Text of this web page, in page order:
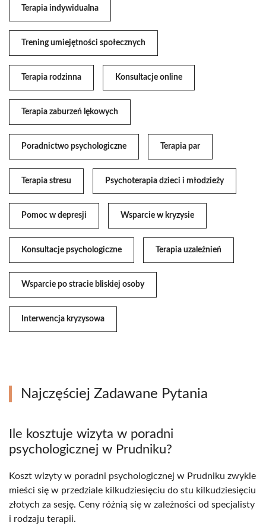
Terapia indywidualna
Trening umiejętności społecznych
Terapia rodzinna Konsultacje online
Terapia zaburzeń lękowych
Poradnictwo psychologiczne Terapia par
Terapia stresu Psychoterapia dzieci i młodzieży
Pomoc w depresji Wsparcie w kryzysie
Konsultacje psychologiczne Terapia uzależnień
Wsparcie po stracie bliskiej osoby
Interwencja kryzysowa
Najczęściej Zadawane Pytania
Ile kosztuje wizyta w poradni
psychologicznej w Prudniku?
Koszt wizyty w poradni psychologicznej w Prudniku zwykle
mieści się w przedziale kilkudziesięciu do stu kilkudziesięciu
złotych za sesję. Ceny różnią się w zależności od specjalisty
i rodzaju terapii.